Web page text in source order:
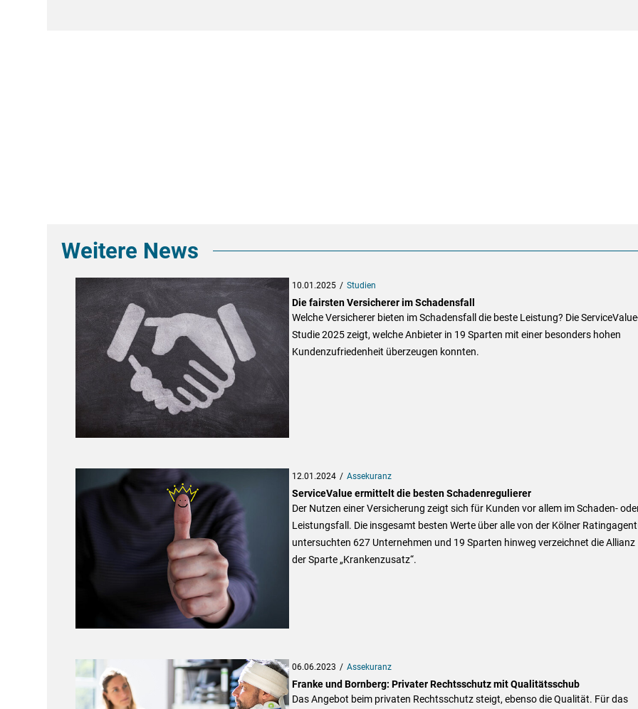
Weitere News
10.01.2025 Studien
Die fairsten Versicherer im Schadensfall
Welche Versicherer bieten im Schadensfall die beste Leistung? Die
Studie 2025 zeigt, welche Anbieter in 19 Sparten mit einer besonders hohen
Kundenzufriedenheit überzeugen konnten.
12.01.2024 Assekuranz
ServiceValue ermittelt die besten Schadenregulierer
Der Nutzen einer Versicherung zeigt sich für Kunden vor allem im Schaden-
Leistungsfall. Die insgesamt besten Werte über alle von der Kölner
untersuchten 627 Unternehmen und 19 Sparten hinweg verzeichnet die Allianz
der Sparte „Krankenzusatz“.
06.06.2023 Assekuranz
Franke und Bornberg: Privater Rechtsschutz mit Qualitätsschub
Das Angebot beim privaten Rechtsschutz steigt, ebenso die Qualität. Für das